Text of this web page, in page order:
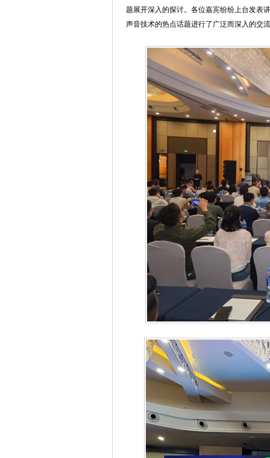
题展开深入的探讨。各位嘉宾纷纷上台发表
声音技术的热点话题进行了广泛而深入的交